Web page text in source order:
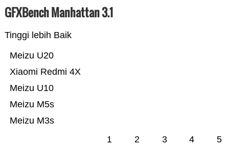
GFXBench Manhattan 3.1
Tinggi lebih Baik
Meizu M3s
Meizu M5s
Meizu U10
Xiaomi Redmi 4X
Meizu U20
1 2 3 4 5